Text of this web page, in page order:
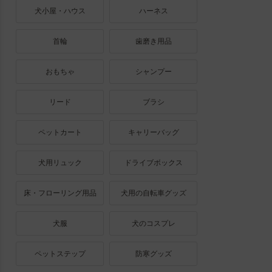
犬小屋・ハウス ハーネス
首輪 歯磨き用品
おもちゃ シャンプー
リード ブラシ
ペットカート キャリーバッグ
犬用リュック ドライブボックス
床・フローリング用品 犬用の自転車グッズ
犬服 犬のコスプレ
ペットステップ 防寒グッズ